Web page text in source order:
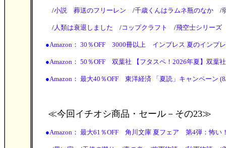
/小説 葬送のフリーレン /千歳くんはラムネ瓶のなか /
/人類は衰退しました /コップクラフト /飛空士シリーズ
●Amazon： 30％OFF 3000冊以上 インプレス 夏のインプ
●Amazon： 50％OFF 双葉社 【フタスペ！2026年夏】双葉
●Amazon： 最大40％OFF 東洋経済 「夏読」キャンペーン
≪今回イチオシ商品・セール －その23≫
●Amazon： 最大61％OFF 角川文庫 夏フェア 第4弾：怖い